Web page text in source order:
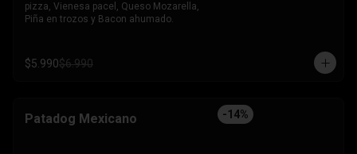
pizza, Vienesa pacel, Queso Mozarella,
Piña en trozos y Bacon ahumado.
$5.990$6.990
-14%
Patadog Mexicano